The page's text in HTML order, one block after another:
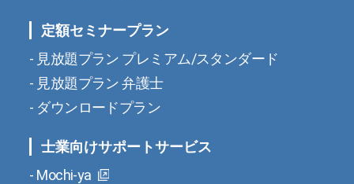
定額セミナープラン
見放題プラン プレミアム/スタンダード
見放題プラン 弁護士
ダウンロードプラン
士業向けサポートサービス
Mochi-ya